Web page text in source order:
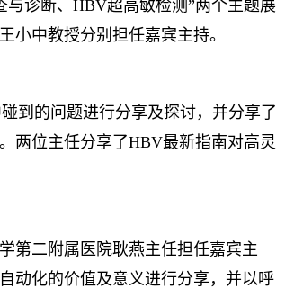
诊断、HBV超高敏检测”两个主题展
小中教授分别担任嘉宾主持。
到的问题进行分享及探讨，并分享了
两位主任分享了HBV最新指南对高灵
第二附属医院耿燕主任担任嘉宾主
动化的价值及意义进行分享，并以呼